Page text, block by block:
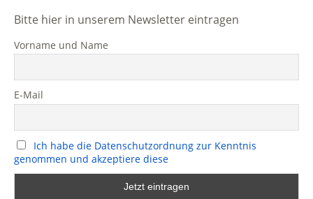
Bitte hier in unserem Newsletter eintragen
Vorname und Name
E-Mail
Ich habe die Datenschutzordnung zur Kenntnis
genommen und akzeptiere diese